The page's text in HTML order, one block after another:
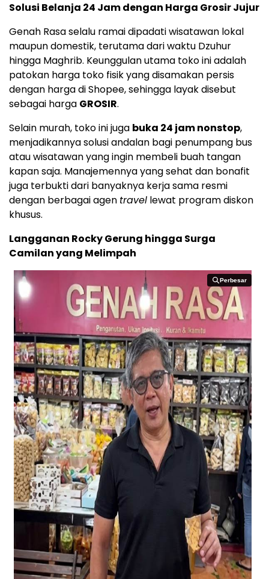
Solusi Belanja 24 Jam dengan Harga Grosir Jujur
Genah Rasa selalu ramai dipadati wisatawan lokal
maupun domestik, terutama dari waktu Dzuhur
hingga Maghrib. Keunggulan utama toko ini adalah
patokan harga toko fisik yang disamakan persis
dengan harga di Shopee, sehingga layak disebut
sebagai harga GROSIR.
Selain murah, toko ini juga buka 24 jam nonstop,
menjadikannya solusi andalan bagi penumpang bus
atau wisatawan yang ingin membeli buah tangan
kapan saja. Manajemennya yang sehat dan bonafit
juga terbukti dari banyaknya kerja sama resmi
dengan berbagai agen travel lewat program diskon
khusus.
Langganan Rocky Gerung hingga Surga
Camilan yang Melimpah
Perbesar
Perbesar